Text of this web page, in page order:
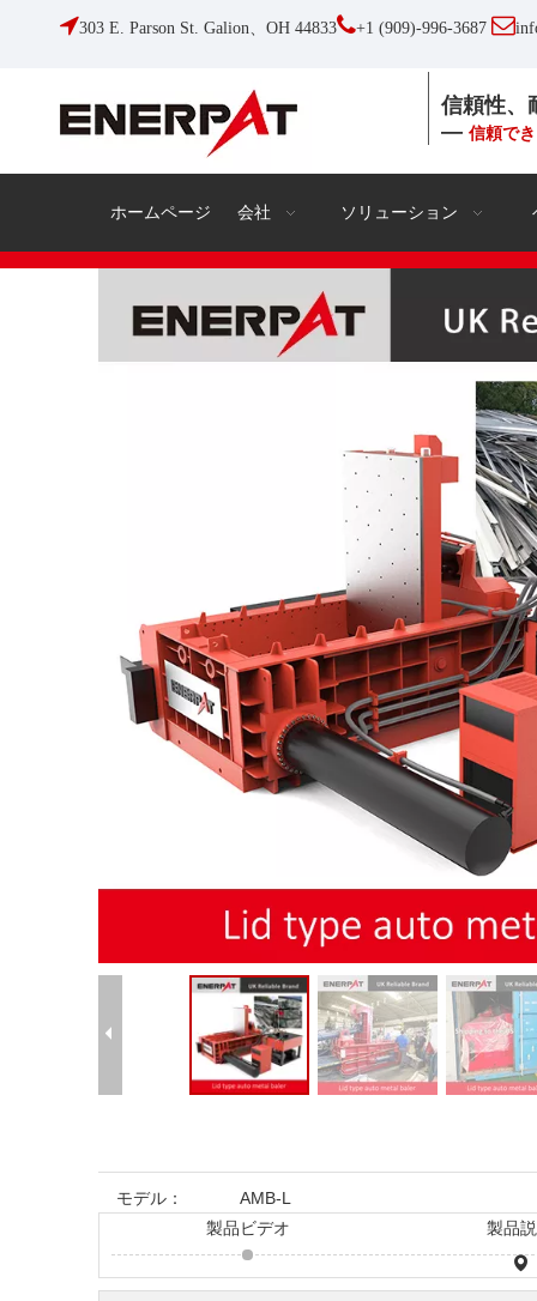
303 E. Parson St. Galion、OH 44833+1 (909)-996-3687 
信頼性、
—信頼で
ホームページ 会社 ソリューション
モデル： AMB-L
製品ビデオ 製品